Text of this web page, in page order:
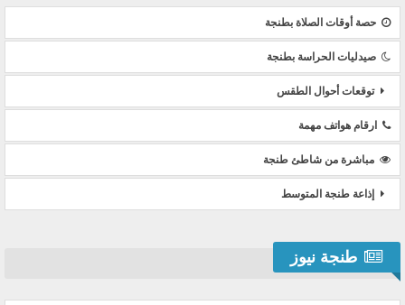
حصة أوقات الصلاة بطنجة
صيدليات الحراسة بطنجة
توقعات أحوال الطقس
ارقام هواتف مهمة
مباشرة من شاطئ طنجة
إذاعة طنجة المتوسط
طنجة نيوز